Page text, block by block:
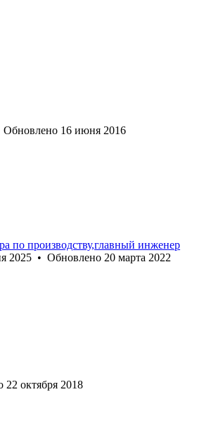
Обновлено 16 июня 2016
по производству,главный инженер
2025 • Обновлено 20 марта 2022
22 октября 2018